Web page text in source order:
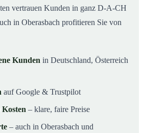
vertrauen Kunden in ganz D-A-CH
in Oberasbach profitieren Sie von
Kunden in Deutschland, Österreich
auf Google & Trustpilot
– klare, faire Preise
– auch in Oberasbach und